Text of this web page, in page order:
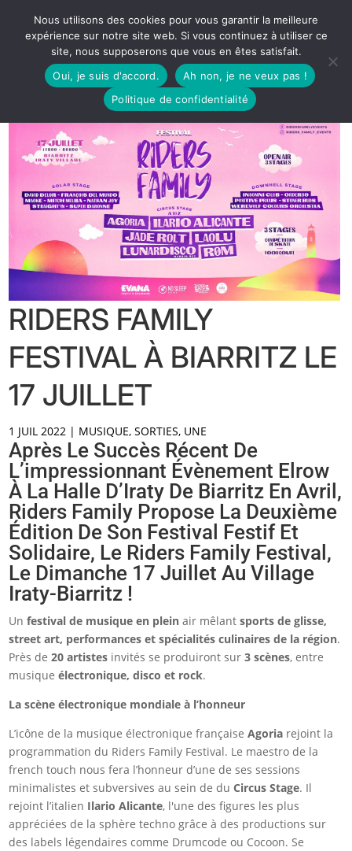
RIDERS FAMILY
FESTIVAL À BIARRITZ LE
17 JUILLET
1 JUIL 2022 | MUSIQUE,SORTIES, UNE
Après Le Succès Récent De
L’impressionnant Évènement Elrow
À La Halle D’Iraty De Biarritz En Avril,
Riders Family Propose La Deuxième
Édition De Son Festival Festif Et
Solidaire, Le Riders Family Festival,
Le Dimanche 17 Juillet Au Village
Iraty-Biarritz !
Unfestival de musique en plein air mêlantsports de glisse,
street art, performances et spécialités culinaires de la région.
Près de20 artistes invités se produiront sur 3 scènes, entre
musiqueélectronique, disco et rock.
La scène électronique mondiale à l’honneur
L’icône de la musique électronique françaiseAgoria rejoint la
programmation du Riders Family Festival. Le maestro de la
french touch nous fera l’honneur d’une de ses sessions
minimalistes et subversives au sein de duCircus Stage. Il
rejoint l’italien Ilario Alicante, l'une des figures les plus
appréciées de la sphère techno grâce à des productions sur
des labels légendaires comme Drumcode ou Cocoon. Se
Nous utilisons des cookies pour vous garantir la meilleure
expérience sur notre site web. Si vous continuez à utiliser ce
site, nous supposerons que vous en êtes satisfait.
Oui, je suis d'accord.
Ah non, je ne veux pas !
Politique de confidentialité